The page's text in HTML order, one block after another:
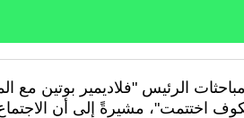
الرئيس "فلاديمير بوتين مع
اختتمت"، مشيرةً إلى أن